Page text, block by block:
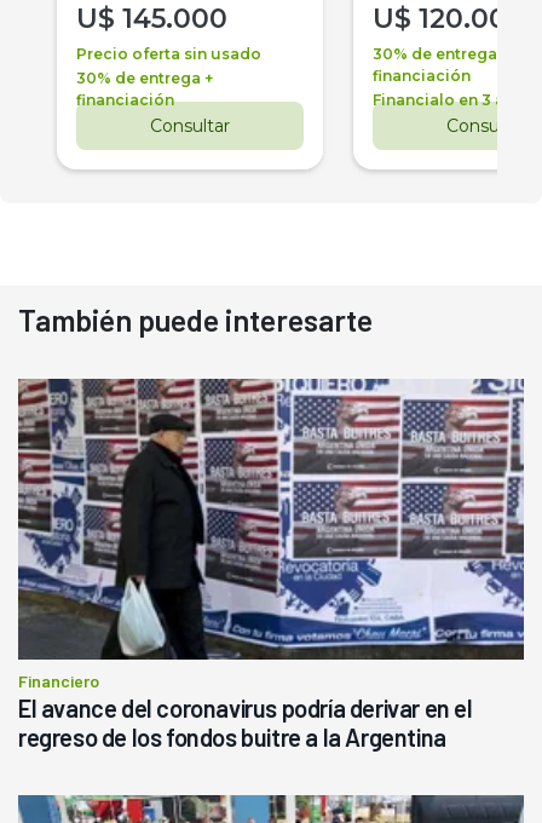
U$ 145.000
Precio oferta sin usado
30% de entrega +
financiación
Consultar
U$ 120.000
30% de entrega +
financiación
Financialo en 3 años
Consultar
También puede interesarte
Financiero
El avance del coronavirus podría derivar en el
regreso de los fondos buitre a la Argentina